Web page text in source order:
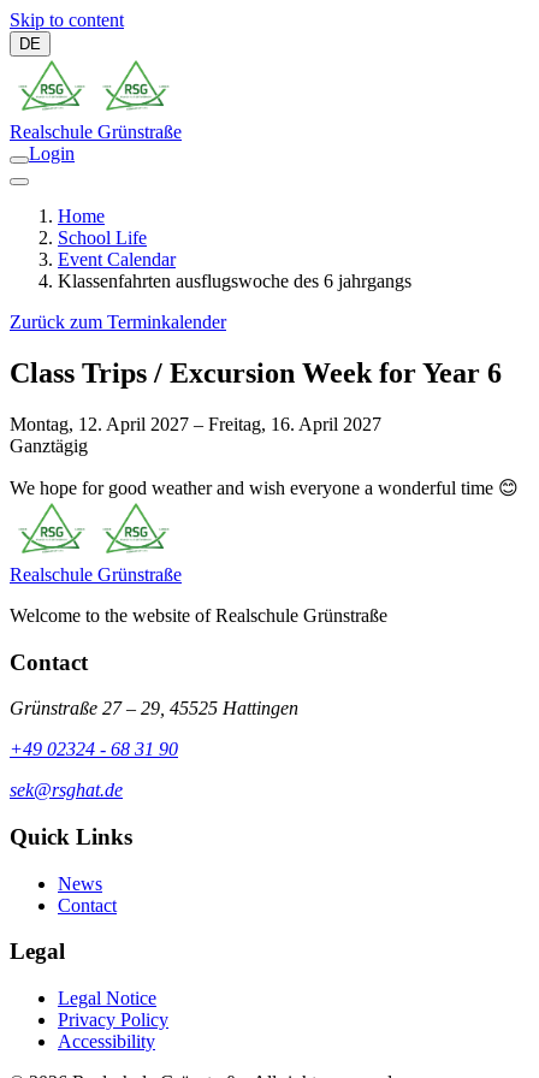
Skip to content
DE
Realschule Grünstraße
Login
Home
School Life
Event Calendar
Klassenfahrten ausflugswoche des 6 jahrgangs
Zurück zum Terminkalender
Class Trips / Excursion Week for Year 6
Montag, 12. April 2027 – Freitag, 16. April 2027
Ganztägig
We hope for good weather and wish everyone a wonderful time 😊
Realschule Grünstraße
Welcome to the website of Realschule Grünstraße
Contact
Grünstraße 27 – 29, 45525 Hattingen
+49 02324 - 68 31 90
sek@rsghat.de
Quick Links
News
Contact
Legal
Legal Notice
Privacy Policy
Accessibility